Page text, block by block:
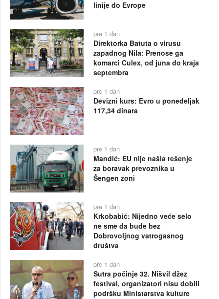
linije do Evrope
pre 1 dan
Direktorka Batuta o virusu
zapadnog Nila: Prenose ga
komarci Culex, od juna do kraja
septembra
pre 1 dan
Devizni kurs: Evro u ponedeljak
117,34 dinara
pre 1 dan
Mandić: EU nije našla rešenje
za boravak prevoznika u
Šengen zoni
pre 1 dan
Krkobabić: Nijedno veće selo
ne sme da bude bez
Dobrovoljnog vatrogasnog
društva
pre 1 dan
Sutra počinje 32. Nišvil džez
festival, organizatori nisu dobili
podršku Ministarstva kulture